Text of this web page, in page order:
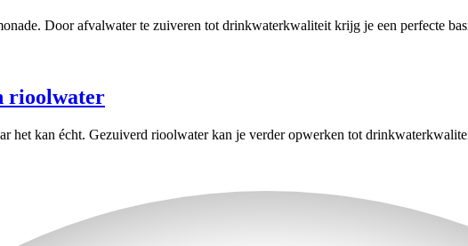
Door afvalwater te zuiveren tot drinkwaterkwaliteit krijg je een perfecte
rioolwater
het kan écht. Gezuiverd rioolwater kan je verder opwerken tot